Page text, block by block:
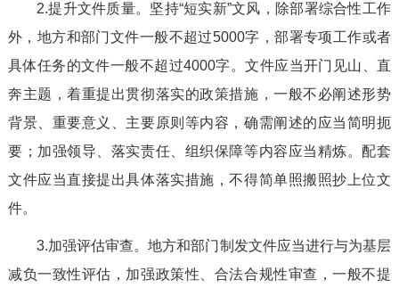
2.提升文件质量。坚持“短实新”文风，除部署综合性工作
外，地方和部门文件一般不超过5000字，部署专项工作或者
具体任务的文件一般不超过4000字。文件应当开门见山、直
奔主题，着重提出贯彻落实的政策措施，一般不必阐述形势
背景、重要意义、主要原则等内容，确需阐述的应当简明扼
要；加强领导、落实责任、组织保障等内容应当精炼。配套
文件应当直接提出具体落实措施，不得简单照搬照抄上位文
件。
3.加强评估审查。地方和部门制发文件应当进行与为基层
减负一致性评估，加强政策性、合法合规性审查，一般不提